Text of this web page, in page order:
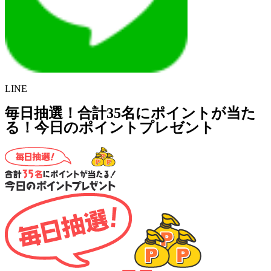
LINE
毎日抽選！合計35名にポイントが当た
る！今日のポイントプレゼント